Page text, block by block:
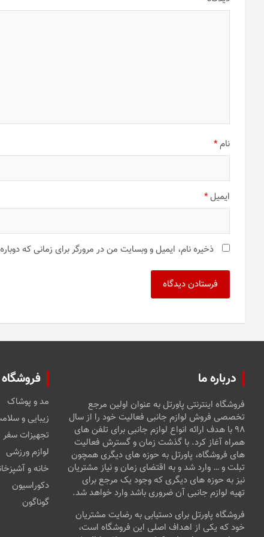
نام*
ایمیل*
ذخیره نام، ایمیل و وبسایت من در مرورگر برای زمانی که
درباره ما
فروشگاه اینترنتی پاورتل به عنوان اولین مرجع
تخصصی فروش لوازم جانبی فعالیت خود را از سال
۹۸ با هدف ارائه انواع لوازم جانبی برای تلفن های
همراه آغاز کرد. با گذشت زمان و گسترش فعالیت
های فروشگاه، پاورتل به حوزه های دیگری همچون
تبلت و … وارد شد و به اقتضای زمان و نیاز مشتریان
نیز به حوزه های دیگری که وجود یک مرجع برای
تهیه لوازم جانبی آن ضروری باشد وارد خواهد شد.
فروشگاه پاورتل برای دستیابی به رضایت مشتریان
خود که یکی از اهداف اصلی این فروشگاه است،
فروشگاه
مد و پوشاک
زیبایی و
تجهیزات سفر
لوازم ورزشی
خانه و
دکوراسیون
گوناگون